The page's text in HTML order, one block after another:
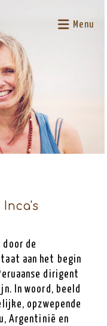
Menu
door de
aan het begin
dirigent
In woord, beeld
opzwepende
Argentinië en